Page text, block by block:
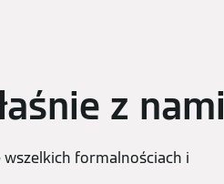
z nami
wszelkich formalnościach i